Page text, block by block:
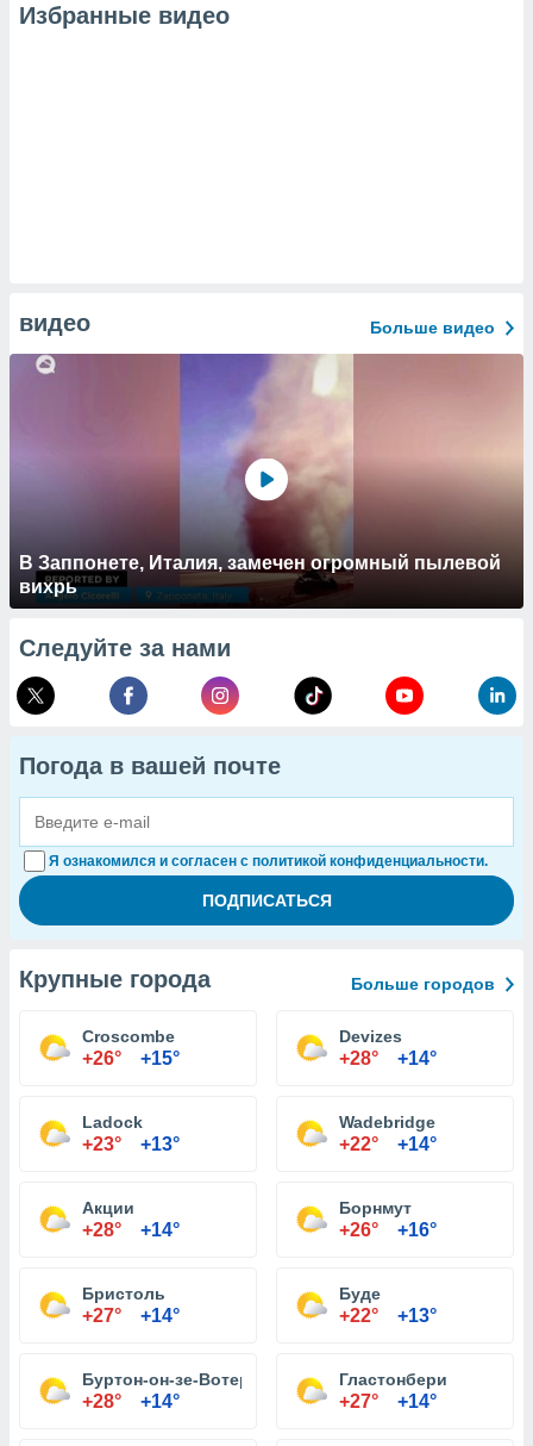
Избранные видео
видео Больше видео
В Заппонете, Италия, замечен огромный пылевой
вихрь
Следуйте за нами
Погода в вашей почте
Я ознакомился и согласен с политикой конфиденциальности.
Крупные города Больше городов
Croscombe
+26° +15°
Devizes
+28° +14°
Ladock
+23° +13°
Wadebridge
+22° +14°
Акции
+28° +14°
Борнмут
+26° +16°
Бристоль
+27° +14°
Буде
+22° +13°
Буртон-он-зе-Вотер
+28° +14°
Гластонбери
+27° +14°